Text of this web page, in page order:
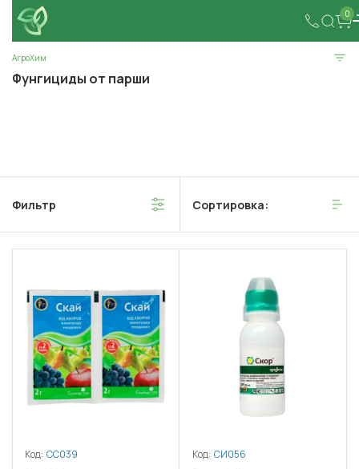
0
АгроХим
Фунгициды от парши
Фильтр Сортировка:
Код: СС039 Код: СИ056